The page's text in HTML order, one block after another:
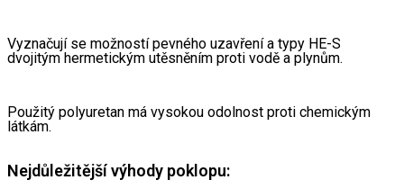
Vyznačují se možností pevného uzavření a typy HE-S
dvojitým hermetickým utěsněním proti vodě a plynům.
Použitý polyuretan má vysokou odolnost proti chemickým
látkám.
Nejdůležitější výhody poklopu: